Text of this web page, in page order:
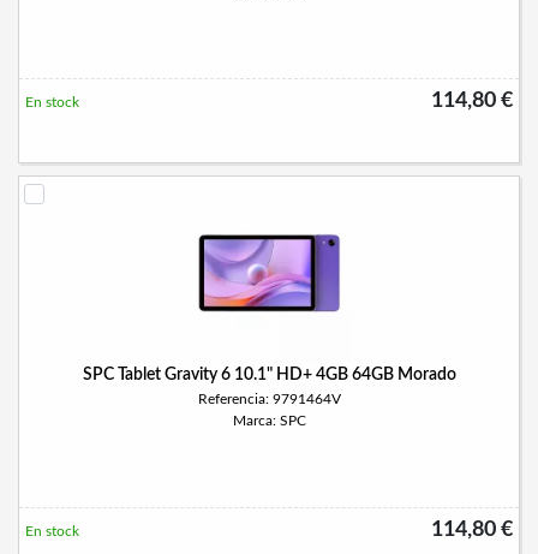
114,80 €
En stock
SPC Tablet Gravity 6 10.1" HD+ 4GB 64GB Morado
Referencia: 9791464V
Marca: SPC
114,80 €
En stock